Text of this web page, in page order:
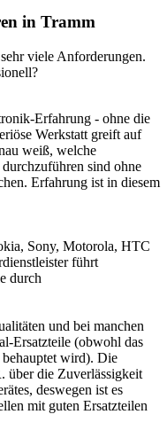
in Tramm
viele Anforderungen.
Erfahrung - ohne die
Werkstatt greift auf
weiß, welche
sind ohne
Erfahrung ist in diesem
Sony, Motorola, HTC
führt
durch
und bei manchen
Ersatzteile (obwohl das
wird). Die
über die Zuverlässigkeit
deswegen ist es
mit guten Ersatzteilen